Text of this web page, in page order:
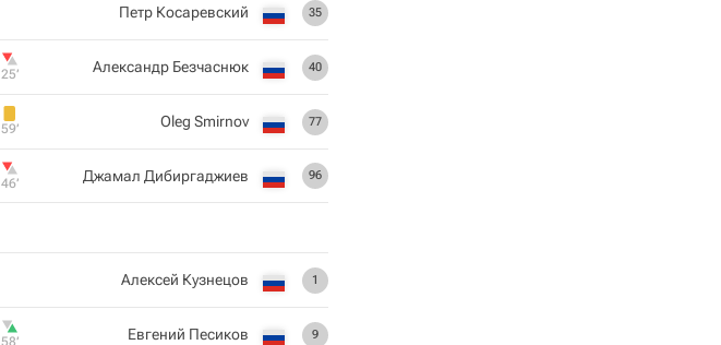
35
Петр Косаревский
40
Александр Безчаснюк
25‎’‎
77
Oleg Smirnov
59‎’‎
96
Джамал Дибиргаджиев
46‎’‎
1
Алексей Кузнецов
9
Евгений Песиков
58‎’‎